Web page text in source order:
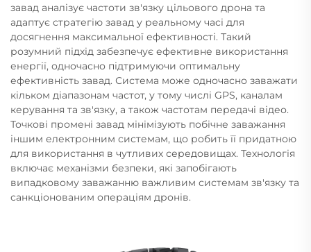
завад аналізує частоти зв'язку цільового дрона та
адаптує стратегію завад у реальному часі для
досягнення максимальної ефективності. Такий
розумний підхід забезпечує ефективне використання
енергії, одночасно підтримуючи оптимальну
ефективність завад. Система може одночасно заважати
кільком діапазонам частот, у тому числі GPS, каналам
керування та зв'язку, а також частотам передачі відео.
Точкові промені завад мінімізують побічне заважання
іншим електронним системам, що робить її придатною
для використання в чутливих середовищах. Технологія
включає механізми безпеки, які запобігають
випадковому заважанню важливим системам зв'язку та
санкціонованим операціям дронів.